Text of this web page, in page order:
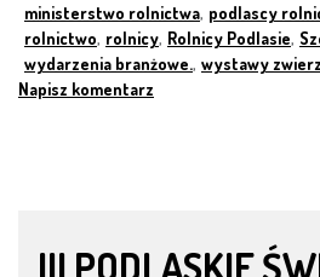
ministerstwo rolnictwa, podlascy
rolnictwo, rolnicy, Rolnicy Podlasie,
wydarzenia branżowe., wystawy
Napisz komentarz
III PODLASKIE